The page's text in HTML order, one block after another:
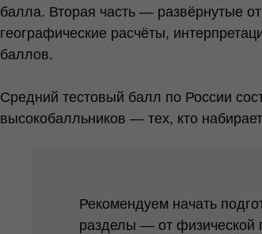
балла. Вторая часть — развёрнутые
географические расчёты,
баллов.
Средний тестовый балл по России
высокобалльников — тех, кто
Рекомендуем начать
разделы — от физической